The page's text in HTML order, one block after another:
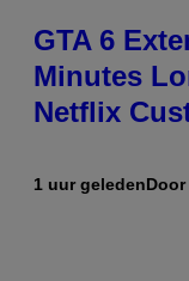
GTA 6
Minutes
Netflix
1 uur geledenDoor